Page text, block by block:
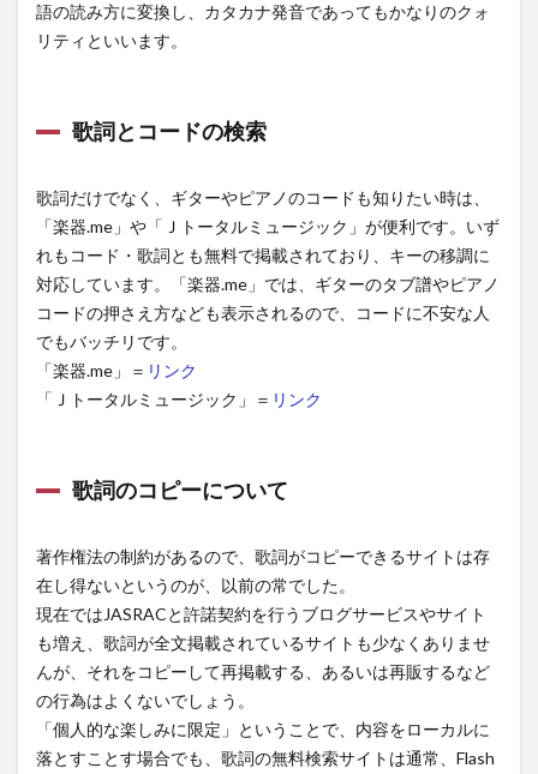
語の読み方に変換し、カタカナ発音であってもかなりのクォ
リティといいます。
歌詞とコードの検索
歌詞だけでなく、ギターやピアノのコードも知りたい時は、
「楽器.me」や「Ｊトータルミュージック」が便利です。いず
れもコード・歌詞とも無料で掲載されており、キーの移調に
対応しています。「楽器.me」では、ギターのタブ譜やピアノ
コードの押さえ方なども表示されるので、コードに不安な人
でもバッチリです。
「楽器.me」＝ リンク
「Ｊトータルミュージック」＝ リンク
歌詞のコピーについて
著作権法の制約があるので、歌詞がコピーできるサイトは存
在し得ないというのが、以前の常でした。
現在ではJASRACと許諾契約を行うブログサービスやサイト
も増え、歌詞が全文掲載されているサイトも少なくありませ
んが、それをコピーして再掲載する、あるいは再販するなど
の行為はよくないでしょう。
「個人的な楽しみに限定」ということで、内容をローカルに
落とすことす場合でも、歌詞の無料検索サイトは通常、Flash